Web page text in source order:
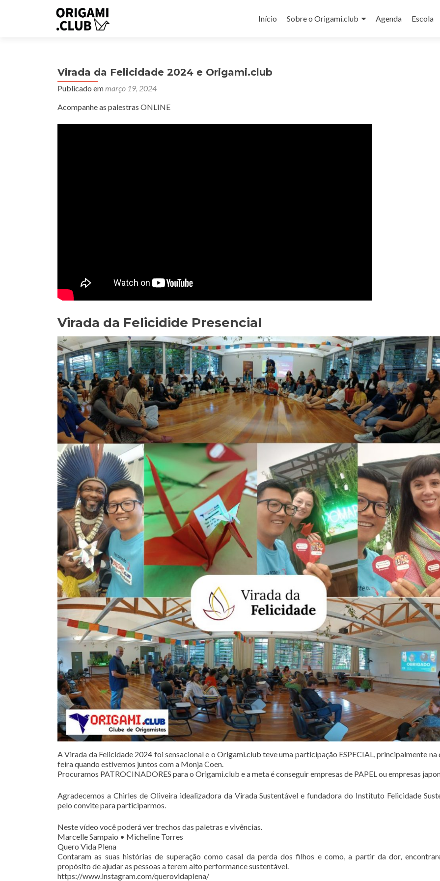
para
Início Sobre o Origami.club Agenda Escola
Virada da Felicidade 2024 e Origami.club
Publicado emmarço 19, 2024
Acompanhe as palestras ONLINE
Virada da Felicidide Presencial
A Virada da Felicidade 2024 foi sensacional e o Origami.club teve uma participação ESPECIAL, principalmente na
feira quando estivemos juntos com a Monja Coen.
Procuramos PATROCINADORES para o Origami.club e a meta é conseguir empresas de PAPEL ou empresas
Agradecemos a Chirles de Oliveira idealizadora da Virada Sustentável e fundadora do Instituto Felicidade
pelo convite para participarmos.
Neste vídeo você poderá ver trechos das paletras e vivências.
Marcelle Sampaio • Micheline Torres
Quero Vida Plena
Contaram as suas histórias de superação como casal da perda dos filhos e como, a partir da dor,
propósito de ajudar as pessoas a terem alto performance sustentável.
https://www.instagram.com/querovidaplena/